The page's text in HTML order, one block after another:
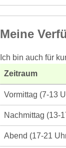
Meine
Ich bin auch für
Zeitraum
Vormittag (7-13
Nachmittag (13-
Abend (17-21